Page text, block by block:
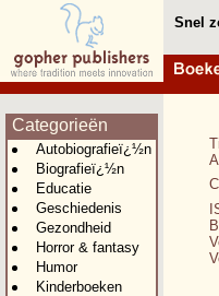
Snel
Categorieën
Autobiografieï¿½n
Biografieï¿½n
Educatie
Geschiedenis
Gezondheid
Horror & fantasy
Humor
Kinderboeken